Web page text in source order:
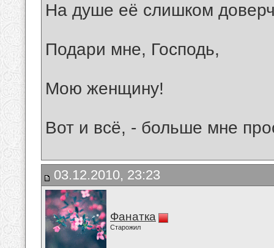
На душе её слишком
Подари мне, Господь,
Мою женщину!
Вот и всё, - больше мне
03.12.2010, 23:23
Фанатка
Старожил